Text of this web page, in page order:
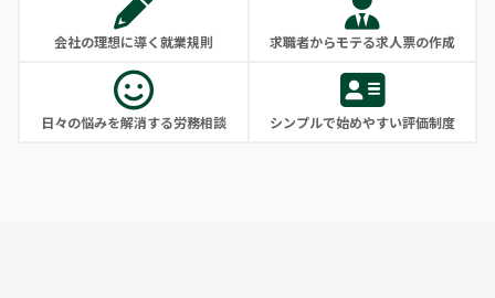
会社の理想に導く就業規則 求職者からモテる求人票の作成
日々の悩みを解消する労務相談 シンプルで始めやすい評価制度